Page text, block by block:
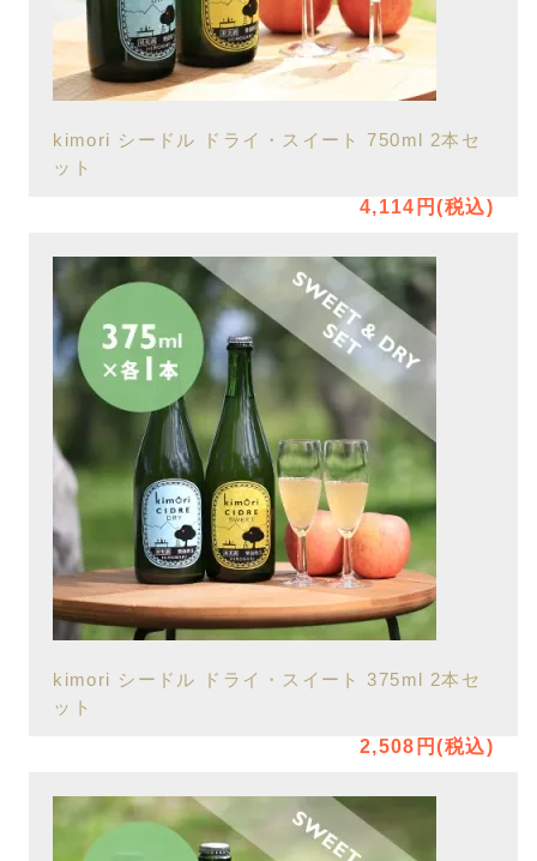
kimori シードル ドライ・スイート 750ml 2本セ
ット
4,114円(税込)
kimori シードル ドライ・スイート 375ml 2本セ
ット
2,508円(税込)